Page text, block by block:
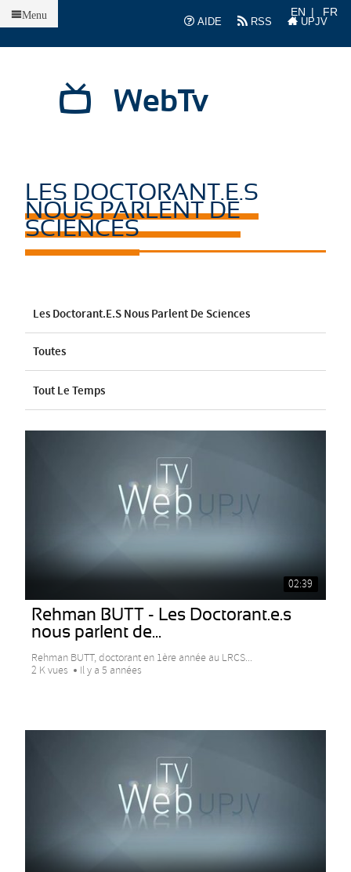
AIDE
RSS UPJV
EN FR
WebTv
Menu
LES DOCTORANT.E.S
NOUS PARLENT DE
SCIENCES
Les Doctorant.e.s Nous Parlent De Sciences
Toutes
Tout Le Temps
02:39
Rehman BUTT - Les Doctorant.e.s
nous parlent de...
Rehman BUTT, doctorant en 1ère année au LRCS...
2 K vues
Il y a 5 années